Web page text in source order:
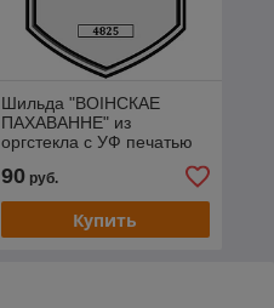
Шильда "ВОІНСКАЕ
ПАХАВАННЕ" из
оргстекла с УФ печатью
90руб.
Купить